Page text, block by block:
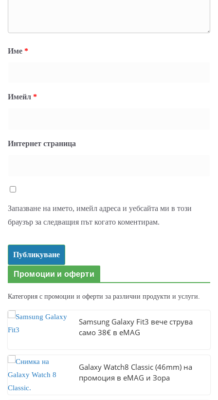
Име *
Имейл *
Интернет страница
Запазване на името, имейл адреса и уебсайта ми в този
браузър за следващия път когато коментирам.
Промоции и оферти
Категория с промоции и оферти за различни продукти и услуги.
Samsung Galaxy Fit3 вече струва
само 38€ в eMAG
Galaxy Watch8 Classic (46mm) на
промоция в eMAG и Зора